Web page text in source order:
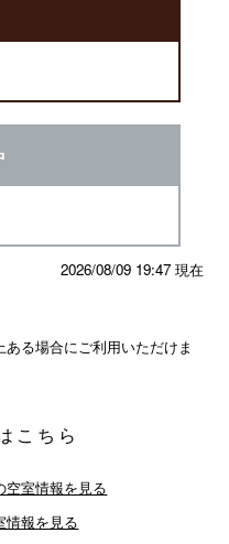
2026/08/09 19:47 現在
る場合にご利用いただけま
こちら
空室情報を見る
情報を見る